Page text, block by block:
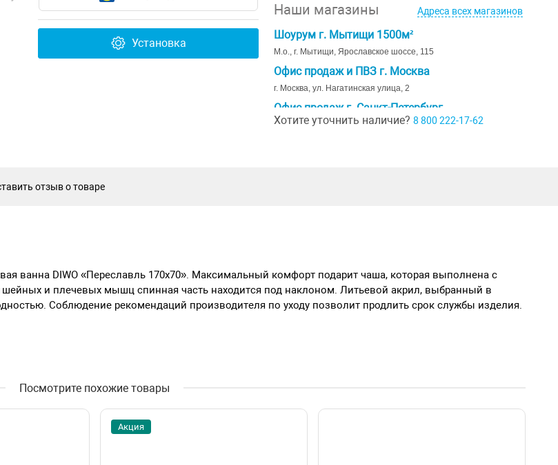
Установка
Наши магазины Адреса всех магазинов
Шоурум г. Мытищи 1500м²
М.о., г. Мытищи, Ярославское шоссе, 115
Офис продаж и ПВЗ г. Москва
г. Москва, ул. Нагатинская улица, 2
Офис продаж г. Санкт-Петербург
г. Санкт-Петербург, ул. Ивана Черных д. 29
Хотите уточнить наличие? 8 800 222-17-62
отзыв о товаре
ванна DIWO «Переславль 170x70». Максимальный комфорт подарит чаша, которая выполнена с
и плечевых мышц спинная часть находится под наклоном. Литьевой акрил, выбранный в
Соблюдение рекомендаций производителя по уходу позволит продлить срок службы изделия.
Посмотрите похожие товары
Акция